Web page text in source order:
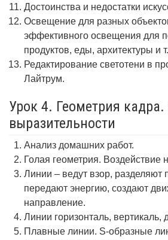
Достоинства и недостатки
Освещение для разных
эффективного освещения для
продуктов, еды, архитектуры и
Редактирование светотени в
Лайтрум.
Урок 4. Геометрия
выразительности
Анализ домашних работ.
Голая геометрия. Воздействие
Линии – ведут взор, разделяют
передают энергию, создают
направление.
Линии горизонталь, вертикаль,
Плавные линии. S-образные